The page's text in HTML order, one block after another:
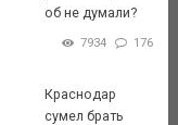
об не думали?
7934 176
Краснодар
сумел брать